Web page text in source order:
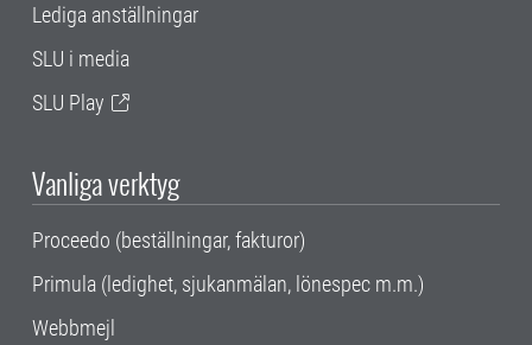
Lediga anställningar
SLU i media
SLU Play
Vanliga verktyg
Proceedo (beställningar, fakturor)
Primula (ledighet, sjukanmälan, lönespec m.m.)
Webbmejl